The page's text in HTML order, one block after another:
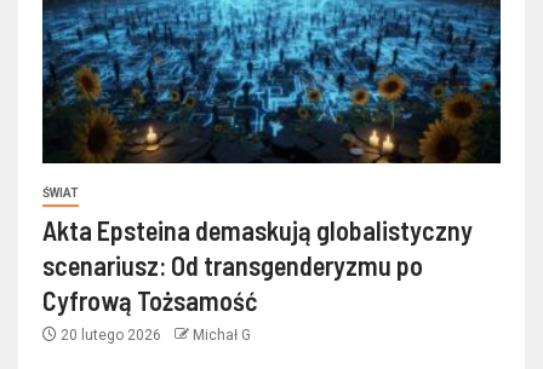
ŚWIAT
Akta Epsteina demaskują globalistyczny
scenariusz: Od transgenderyzmu po
Cyfrową Tożsamość
20 lutego 2026 Michał G